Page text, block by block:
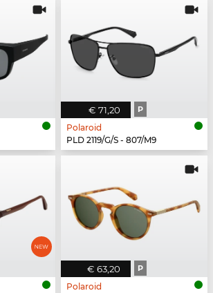
€ 71,20 P
Polaroid
PLD 2119/G/S - 807/M9
€ 63,20 P
Polaroid